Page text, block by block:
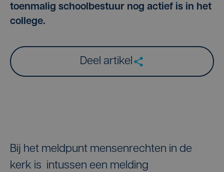
toenmalig schoolbestuur nog actief is in het
college.
Deel artikel
Bij het meldpunt mensenrechten in de
kerk is intussen een melding